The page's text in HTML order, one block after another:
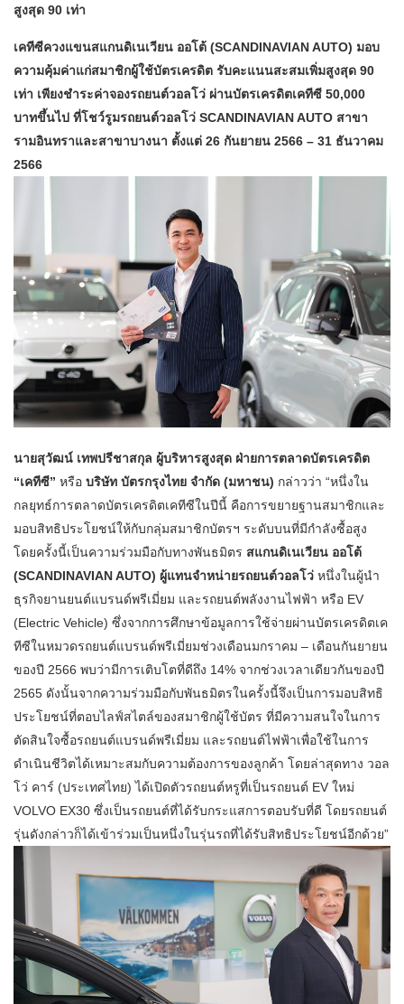
สูงสุด 90 เท่า
เคทีซีควงแขนสแกนดิเนเวียน ออโต้ (SCANDINAVIAN AUTO) มอบ
ความคุ้มค่าแก่สมาชิกผู้ใช้บัตรเครดิต รับคะแนนสะสมเพิ่มสูงสุด 90
เท่า เพียงชำระค่าจองรถยนต์วอลโว่ ผ่านบัตรเครดิตเคทีซี 50,000
บาทขึ้นไป ที่โชว์รูมรถยนต์วอลโว่ SCANDINAVIAN AUTO สาขา
รามอินทราและสาขาบางนา ตั้งแต่ 26 กันยายน 2566 – 31 ธันวาคม
2566
นายสุวัฒน์ เทพปรีชาสกุล ผู้บริหารสูงสุด ฝ่ายการตลาดบัตรเครดิต
“เคทีซี” หรือ บริษัท บัตรกรุงไทย จำกัด (มหาชน) กล่าวว่า “หนึ่งใน
กลยุทธ์การตลาดบัตรเครดิตเคทีซีในปีนี้ คือการขยายฐานสมาชิกและ
มอบสิทธิประโยชน์ให้กับกลุ่มสมาชิกบัตรฯ​ ระดับบนที่มีกำลังซื้อสูง
โดยครั้งนี้เป็นความร่วมมือกับทางพันธมิตร สแกนดิเนเวียน ออโต้
(SCANDINAVIAN AUTO) ผู้แทนจำหน่ายรถยนต์วอลโว่ หนึ่งในผู้นำ
ธุรกิจยานยนต์แบรนด์พรีเมี่ยม และรถยนต์พลังงานไฟฟ้า หรือ EV
(Electric Vehicle) ซึ่งจากการศึกษาข้อมูลการใช้จ่ายผ่านบัตรเครดิตเค
ทีซีในหมวดรถยนต์แบรนด์พรีเมี่ยมช่วงเดือนมกราคม – เดือนกันยายน
ของปี 2566 พบว่ามีการเติบโตที่ดีถึง 14% จากช่วงเวลาเดียวกันของปี
2565 ดังนั้นจากความร่วมมือกับพันธมิตรในครั้งนี้จึงเป็นการมอบสิทธิ
ประโยชน์ที่ตอบไลฟ์สไตล์ของสมาชิกผู้ใช้บัตร ที่มีความสนใจในการ
ตัดสินใจซื้อรถยนต์แบรนด์พรีเมี่ยม และรถยนต์ไฟฟ้าเพื่อใช้ในการ
ดำเนินชีวิตได้เหมาะสมกับความต้องการของลูกค้า โดยล่าสุดทาง วอล
โว่ คาร์ (ประเทศไทย) ได้เปิดตัวรถยนต์หรูที่เป็นรถยนต์ EV ใหม่
VOLVO EX30 ซึ่งเป็นรถยนต์ที่ได้รับกระแสการตอบรับที่ดี โดยรถยนต์
รุ่นดังกล่าวก็ได้เข้าร่วมเป็นหนึ่งในรุ่นรถที่ได้รับสิทธิประโยชน์อีกด้วย”